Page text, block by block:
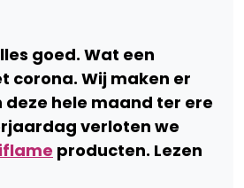
goed. Wat een
corona. Wij maken er
deze hele maand ter ere
verloten we
producten. Lezen